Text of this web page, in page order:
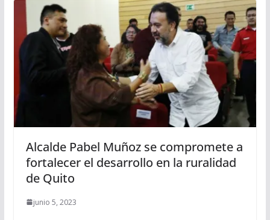
Alcalde Pabel Muñoz se compromete a
fortalecer el desarrollo en la ruralidad
de Quito
junio 5, 2023